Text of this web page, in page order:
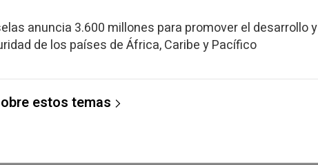
anuncia 3.600 millones para promover el desarrollo y
de los países de África, Caribe y Pacífico
estos temas